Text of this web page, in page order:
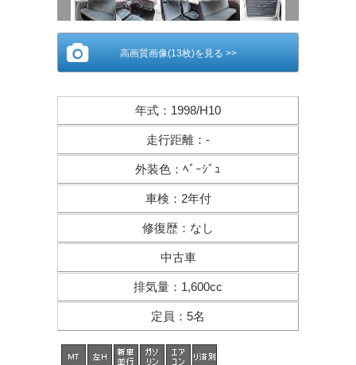
高画質画像(13枚)を見る >>
年式 ： 1998/H10
走行距離 ： -
外装色 ： ﾍﾞｰｼﾞｭ
車検 ： 2年付
修復歴 ： なし
中古車
排気量 ： 1,600cc
定員 ： 5名